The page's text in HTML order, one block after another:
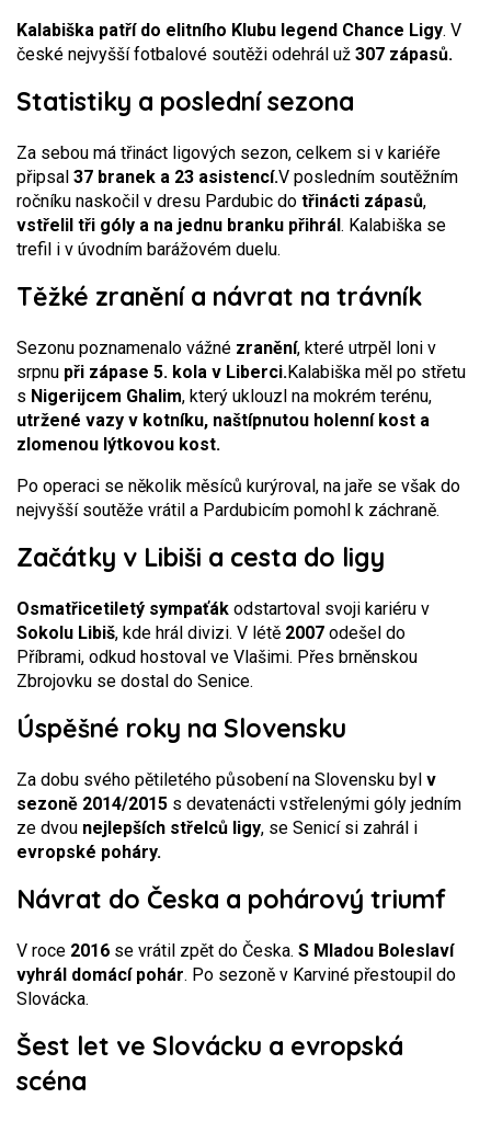
Kalabiška patří do elitního Klubu legend Chance Ligy. V
české nejvyšší fotbalové soutěži odehrál už 307 zápasů.
Statistiky a poslední sezona
Za sebou má třináct ligových sezon, celkem si v kariéře
připsal 37 branek a 23 asistencí.V posledním soutěžním
ročníku naskočil v dresu Pardubic do třinácti zápasů,
vstřelil tři góly a na jednu branku přihrál. Kalabiška se
trefil i v úvodním barážovém duelu.
Těžké zranění a návrat na trávník
Sezonu poznamenalo vážné zranění, které utrpěl loni v
srpnu při zápase 5. kola v Liberci.Kalabiška měl po střetu
s Nigerijcem Ghalim, který uklouzl na mokrém terénu,
utržené vazy v kotníku, naštípnutou holenní kost a
zlomenou lýtkovou kost.
Po operaci se několik měsíců kurýroval, na jaře se však do
nejvyšší soutěže vrátil a Pardubicím pomohl k záchraně.
Začátky v Libiši a cesta do ligy
Osmatřicetiletý sympaťák odstartoval svoji kariéru v
Sokolu Libiš, kde hrál divizi. V létě 2007 odešel do
Příbrami, odkud hostoval ve Vlašimi. Přes brněnskou
Zbrojovku se dostal do Senice.
Úspěšné roky na Slovensku
Za dobu svého pětiletého působení na Slovensku byl v
sezoně 2014/2015 s devatenácti vstřelenými góly jedním
ze dvou nejlepších střelců ligy, se Senicí si zahrál i
evropské poháry.
Návrat do Česka a pohárový triumf
V roce 2016 se vrátil zpět do Česka. S Mladou Boleslaví
vyhrál domácí pohár. Po sezoně v Karviné přestoupil do
Slovácka.
Šest let ve Slovácku a evropská
scéna